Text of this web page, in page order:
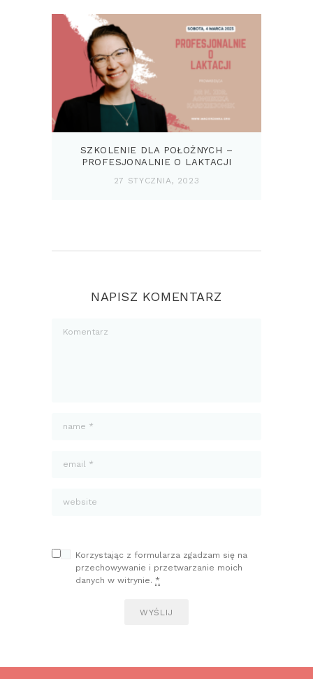
SZKOLENIE DLA POŁOŻNYCH –
PROFESJONALNIE O LAKTACJI
27 STYCZNIA, 2023
NAPISZ KOMENTARZ
Korzystając z formularza zgadzam się na
przechowywanie i przetwarzanie moich
danych w witrynie. *